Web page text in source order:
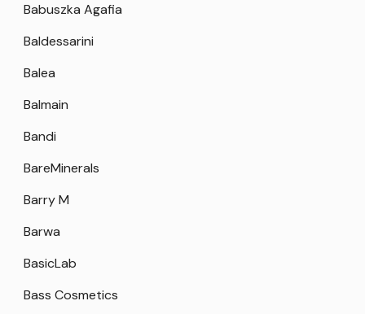
Babuszka Agafia
Baldessarini
Balea
Balmain
Bandi
BareMinerals
Barry M
Barwa
BasicLab
Bass Cosmetics